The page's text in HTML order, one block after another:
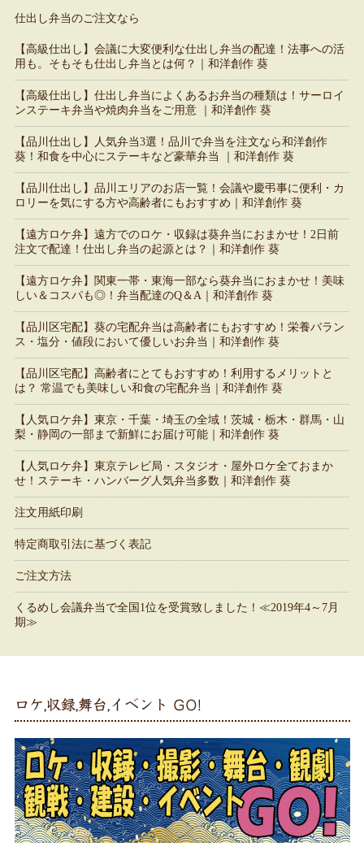
仕出し弁当のご注文なら
【高級仕出し】会議に大変便利な仕出し弁当の配達！法事への活
用も。そもそも仕出し弁当とは何？｜和洋創作 葵
【高級仕出し】仕出し弁当によくあるお弁当の種類は！サーロイ
ンステーキ弁当や焼肉弁当をご用意 ｜和洋創作 葵
【品川仕出し】人気弁当3選！品川で弁当を注文なら和洋創作
葵！和食を中心にステーキなど豪華弁当 ｜和洋創作 葵
【品川仕出し】品川エリアのお店一覧！会議や慶弔事に便利・カ
ロリーを気にする方や高齢者にもおすすめ｜和洋創作 葵
【遠方ロケ弁】遠方でのロケ・収録は葵弁当におまかせ！2日前
注文で配達！仕出し弁当の起源とは？｜和洋創作 葵
【遠方ロケ弁】関東一帯・東海一部なら葵弁当におまかせ！美味
しい＆コスパも◎！弁当配達のQ＆A｜和洋創作 葵
【品川区宅配】葵の宅配弁当は高齢者にもおすすめ！栄養バラン
ス・塩分・値段において優しいお弁当｜和洋創作 葵
【品川区宅配】高齢者にとてもおすすめ！利用するメリットと
は？ 常温でも美味しい和食の宅配弁当｜和洋創作 葵
【人気ロケ弁】東京・千葉・埼玉の全域！茨城・栃木・群馬・山
梨・静岡の一部まで新鮮にお届け可能｜和洋創作 葵
【人気ロケ弁】東京テレビ局・スタジオ・屋外ロケ全ておまか
せ！ステーキ・ハンバーグ人気弁当多数｜和洋創作 葵
注文用紙印刷
特定商取引法に基づく表記
ご注文方法
くるめし会議弁当で全国1位を受賞致しました！≪2019年4～7月
期≫
ロケ,収録,舞台,イベント GO!